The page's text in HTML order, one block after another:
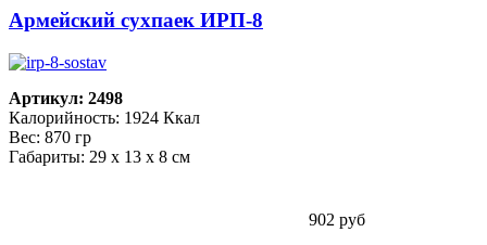
Армейский сухпаек ИРП-8
Артикул: 2498
Калорийность: 1924 Ккал
Вес: 870 гр
Габариты: 29 х 13 х 8 см
902 руб